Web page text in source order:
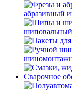
абразивный
Сварочное